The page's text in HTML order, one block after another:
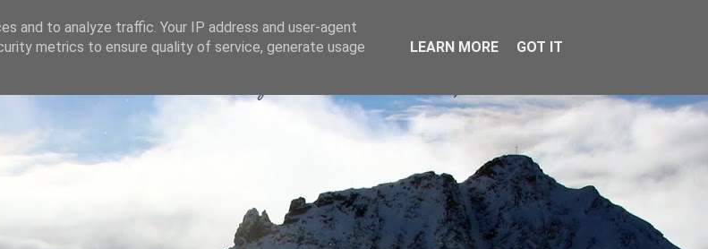
and to analyze traffic. Your IP address and user-agent
metrics to ensure quality of service, generate usage
LEARN MORE GOT IT